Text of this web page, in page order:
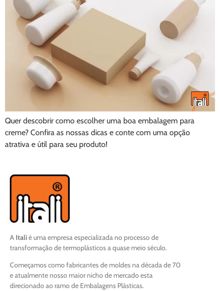
Quer descobrir como escolher uma boa embalagem para
creme? Confira as nossas dicas e conte com uma opção
atrativa e útil para seu produto!
A Italié uma empresa especializada no processo de
transformação de termoplásticos a quase meio século.
Começamos como fabricantes de moldes na década de 70
e atualmente nosso maior nicho de mercado esta
direcionado ao ramo de Embalagens Plásticas.